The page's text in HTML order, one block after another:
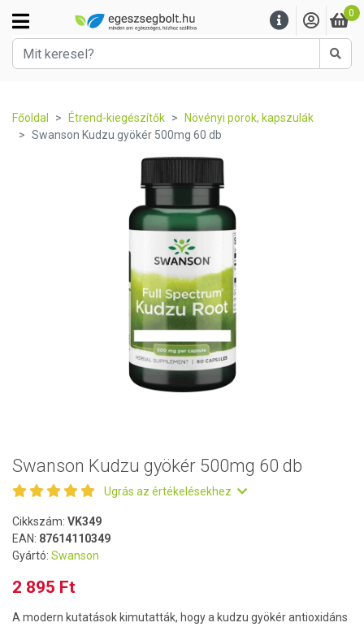
0
Főoldal Étrend-kiegészítők
Növényi porok, kapszulák
Swanson Kudzu gyökér 500mg 60 db
Swanson Kudzu gyökér 500mg 60 db
Ugrás az értékelésekhez
Cikkszám: VK349
EAN: 87614110349
Gyártó: Swanson
2 895 Ft
A modern kutatások kimutatták, hogy a kudzu gyökér antioxidáns